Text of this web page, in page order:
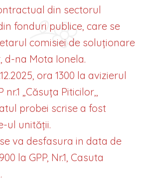
din sectorul
fonduri publice, care se
comisiei de soluționare
d-na Mota Ionela.
ora 1300 la avizierul
„Căsuța Piticilor,,
probei scrise a fost
ul unității.
va desfasura in data de
la GPP, Nr.1, Casuta